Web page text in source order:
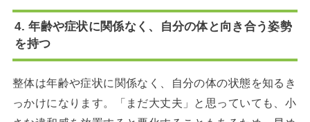
4. 年齢や症状に関係なく、自分の体と向き合う姿勢
を持つ
整体は年齢や症状に関係なく、自分の体の状態を知るき
っかけになります。「まだ大丈夫」と思っていても、小